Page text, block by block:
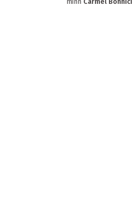
minn Carmel Bonnici